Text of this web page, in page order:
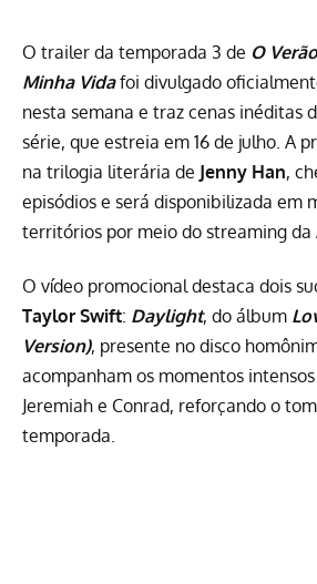
O trailer da temporada 3 de O
Minha Vidafoi divulgado
nesta semana e traz cenas inéditas
série, que estreia em 16 de julho. A
na trilogia literária de Jenny Han,
episódios e será disponibilizada em
territórios por meio do streaming da
O vídeo promocional destaca dois
Taylor Swift: Daylight, do álbum
Version), presente no disco
acompanham os momentos
Jeremiah e Conrad, reforçando o
temporada.